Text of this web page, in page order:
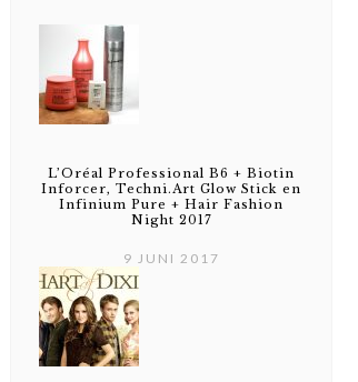
L’Oréal Professional B6 + Biotin
Inforcer, Techni.Art Glow Stick en
Infinium Pure + Hair Fashion
Night 2017
9 JUNI 2017